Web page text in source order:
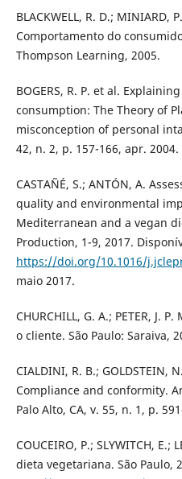
BLACKWELL, R. D.; MINIARD,
Comportamento do
Thompson Learning, 2005.
BOGERS, R. P. et al.
consumption: The Theory of
misconception of personal
42, n. 2, p. 157-166, apr. 2004.
CASTAÑÉ, S.; ANTÓN, A.
quality and environmental
Mediterranean and a vegan
Production, 1-9, 2017.
https://doi.org/10.1016/
maio 2017.
CHURCHILL, G. A.; PETER, J.
o cliente. São Paulo: Saraiva,
CIALDINI, R. B.; GOLDSTEIN,
Compliance and conformity.
Palo Alto, CA, v. 55, n. 1, p.
COUCEIRO, P.; SLYWITCH,
dieta vegetariana. São Paulo,